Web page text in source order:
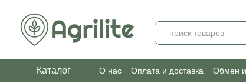
Каталог О нас Оплата и доставка Обмен и